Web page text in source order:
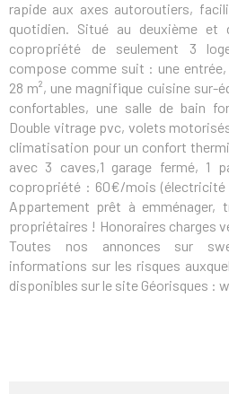
rapide aux axes autoroutiers,
quotidien. Situé au deuxième et
copropriété de seulement 3
compose comme suit : une
28 m², une magnifique cuisine sur-
confortables, une salle de bain
Double vitrage pvc, volets
climatisation pour un confort
avec 3 caves,1 garage fermé, 1
copropriété : 60€/mois (électricité
Appartement prêt à emménager,
propriétaires ! Honoraires charges
Toutes nos annonces sur
informations sur les risques
disponibles sur le site Géorisques :